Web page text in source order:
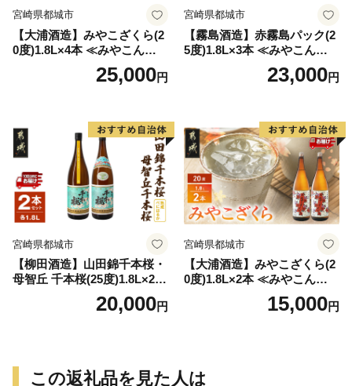
宮崎県都城市
【大浦酒造】みやこざくら(2
0度)1.8L×4本 ≪みやこんじょ
特急便≫_AD-077125,000円
宮崎県都城市
【霧島酒造】赤霧島パック(2
5度)1.8L×3本 ≪みやこんじょ
特急便≫_23-07-K03P-1800-3
23,000円
宮崎県都城市
【柳田酒造】山田錦千本桜・
母智丘 千本桜(25度)1.8L×2本
≪みやこんじょ特急便≫_AC
20,000円
宮崎県都城市
【大浦酒造】みやこざくら(2
0度)1.8L×2本 ≪みやこんじょ
特急便≫_MJ-077115,000円
この返礼品を見た人は